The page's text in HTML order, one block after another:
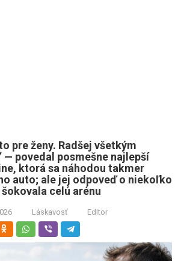
pre ženy. Radšej všetkým
— povedal posmešne najlepší
ktorá sa náhodou takmer
auto; ale jej odpoveď o niekoľko
celú arénu
Láskavosť Editor